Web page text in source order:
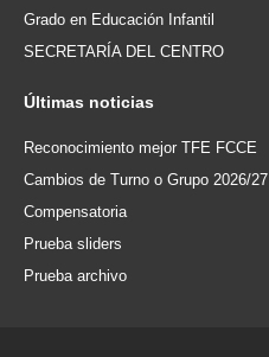
Grado en Educación Infantil
SECRETARÍA DEL CENTRO
Últimas noticias
Reconocimiento mejor TFE FCCE
Cambios de Turno o Grupo 2026/27
Compensatoria
Prueba sliders
Prueba archivo